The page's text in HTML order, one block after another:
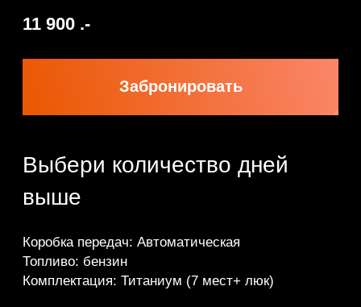
Выбери количество дней
Коробка передач: Автоматическая
Условия аренды:
от 25 лет (от 21 года по услуге "Молодой
водитель")
Стаж от 1 года